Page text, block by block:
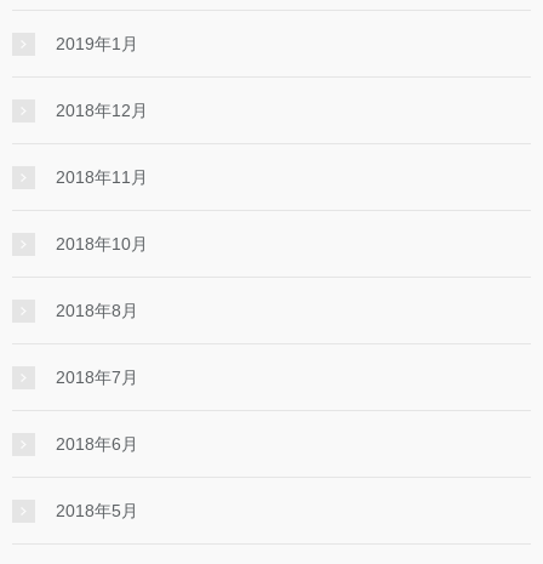
2019年1月
2018年12月
2018年11月
2018年10月
2018年8月
2018年7月
2018年6月
2018年5月